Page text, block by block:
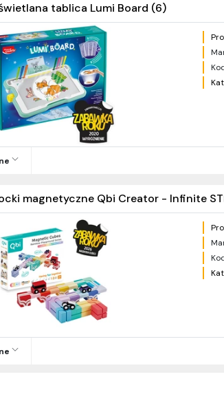
tablica Lumi Board (6)
magnetyczne Qbi Creator - Infinite